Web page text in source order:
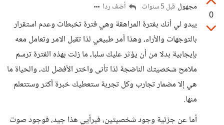
0
مجهول قبل 5 سنوات أضف ردا
يبدو لي أنك بفترة المراهقة وهي فترة تخبطات وعدم استقرار
بالتوجهات والأراء، وهذا أمر طبيعي لذا تقبل الامر وتعامل معه
بإيجابية بدلا من أن يؤثر عليك سلبا، ما زلت بهذه الفترة ترسم
ملامح شخصيتك الناضجة لذا تأنى واختر الأفضل لك، والحياة ما
هي إلا مضمار تجارب وكل تجربة ستعطيك خبرة أكثر وستتعلم
منها.
أما عن جزئية وجود شخصيتين، فبرأيي هذا جيد، فوجود صوت